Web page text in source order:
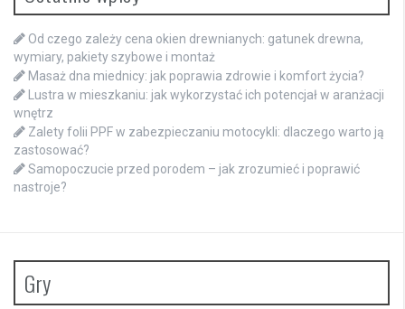
Od czego zależy cena okien drewnianych: gatunek drewna,
wymiary, pakiety szybowe i montaż
Masaż dna miednicy: jak poprawia zdrowie i komfort życia?
Lustra w mieszkaniu: jak wykorzystać ich potencjał w aranżacji
wnętrz
Zalety folii PPF w zabezpieczaniu motocykli: dlaczego warto ją
zastosować?
Samopoczucie przed porodem – jak zrozumieć i poprawić
nastroje?
Gry